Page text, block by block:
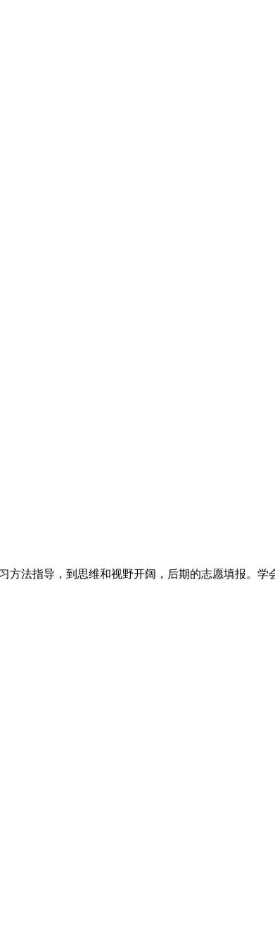
法指导，到思维和视野开阔，后期的志愿填报。